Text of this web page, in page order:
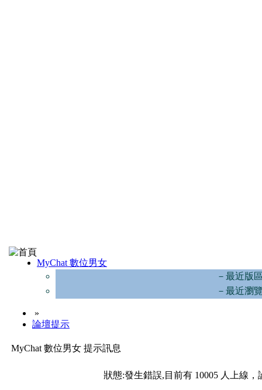
MyChat 數位男女
－最近版
－最近瀏
»
論壇提示
MyChat 數位男女 提示訊息
狀態:發生錯誤,目前有 10005 人上線